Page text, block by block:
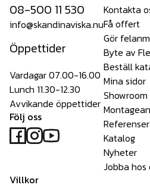
08-500 11 530
info@skandinaviska.nu
Öppettider
Vardagar 07.00-16.00
Lunch 11.30-12.30
Avvikande öppettider
Följ oss
Kontakta
Få offert
Gör
Byte av
Beställ
Mina sidor
Showroom
Referenser
Katalog
Nyheter
Jobba hos
Villkor